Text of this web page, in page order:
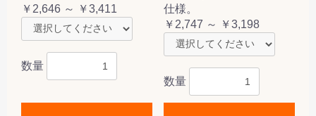
￥2,646 ～ ￥3,411
数量
仕様。
￥2,747 ～ ￥3,198
数量